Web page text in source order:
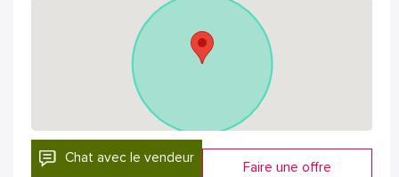
Chat avec le vendeur
Faire une offre